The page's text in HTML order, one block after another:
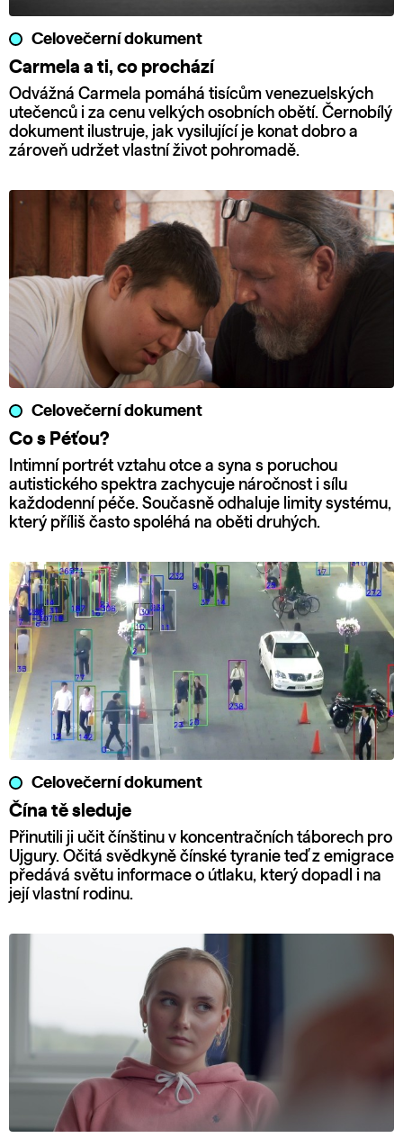
Celovečerní dokument
Carmela a ti, co prochází
Odvážná Carmela pomáhá tisícům venezuelských
utečenců i za cenu velkých osobních obětí. Černobílý
dokument ilustruje, jak vysilující je konat dobro a
zároveň udržet vlastní život pohromadě.
Celovečerní dokument
Co s Péťou?
Intimní portrét vztahu otce a syna s poruchou
autistického spektra zachycuje náročnost i sílu
každodenní péče. Současně odhaluje limity systému,
který příliš často spoléhá na oběti druhých.
Celovečerní dokument
Čína tě sleduje
Přinutili ji učit čínštinu v koncentračních táborech pro
Ujgury. Očitá svědkyně čínské tyranie teď z emigrace
předává světu informace o útlaku, který dopadl i na
její vlastní rodinu.